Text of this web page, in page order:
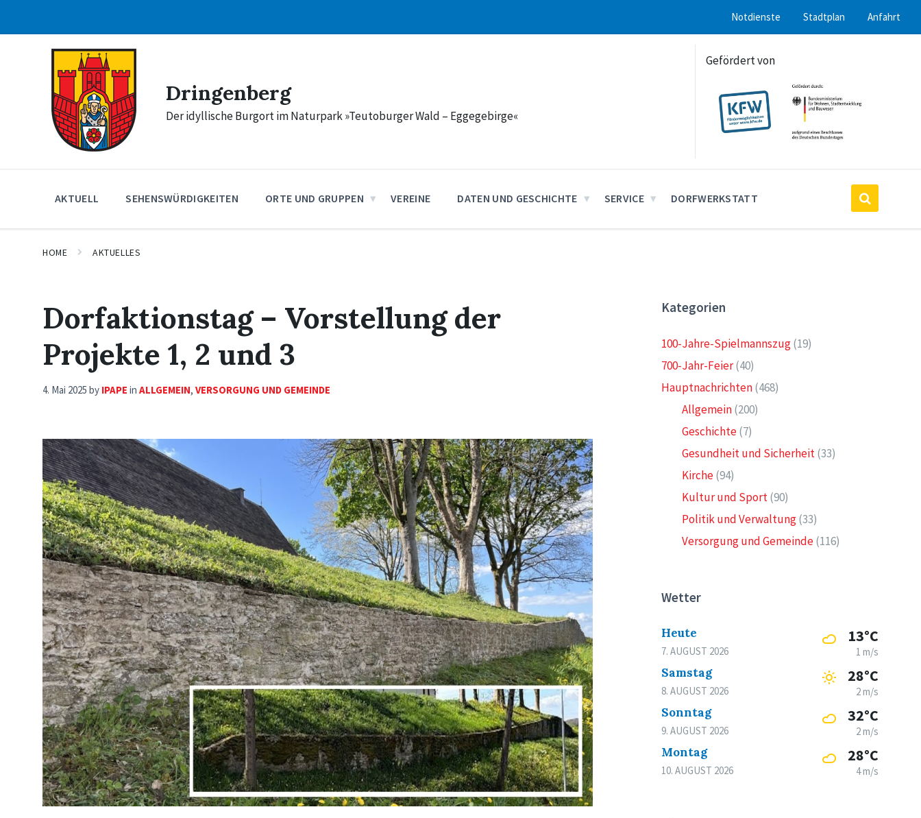
content
main
footer
Notdienste Stadtplan Anfahrt
Dringenberg
Der idyllische Burgort im Naturpark »Teutoburger Wald – Eggegebirge«
Gefördert von
AKTUELL SEHENSWÜRDIGKEITEN ORTE UND GRUPPEN VEREINE DATEN UND GESCHICHTE SERVICE DORFWERKSTATT
HOME AKTUELLES
Dorfaktionstag – Vorstellung der
Projekte 1, 2 und 3
4. Mai 2025 by IPAPE in ALLGEMEIN, VERSORGUNG UND GEMEINDE
Kategorien
100-Jahre-Spielmannszug(19)
700-Jahr-Feier(40)
Hauptnachrichten(468)
Allgemein(200)
Geschichte(7)
Gesundheit und Sicherheit(33)
Kirche(94)
Kultur und Sport(90)
Politik und Verwaltung(33)
Versorgung und Gemeinde(116)
Wetter
Heute
7. AUGUST 2026
13°C
1 m/s
Samstag
8. AUGUST 2026
28°C
2 m/s
Sonntag
9. AUGUST 2026
32°C
2 m/s
Montag
10. AUGUST 2026
28°C
4 m/s